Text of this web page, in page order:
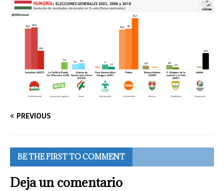
PREVIOUS
BE THE FIRST TO COMMENT
Deja un comentario